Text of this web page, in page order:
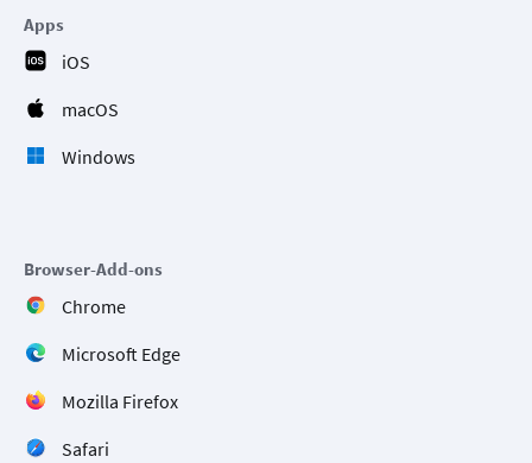
Apps
iOS
macOS
Windows
Browser-Add-ons
Chrome
Microsoft Edge
Mozilla Firefox
Safari